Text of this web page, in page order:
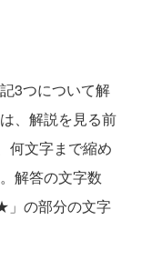
3つについて解
、解説を見る前
何文字まで縮め
解答の文字数
」の部分の文字